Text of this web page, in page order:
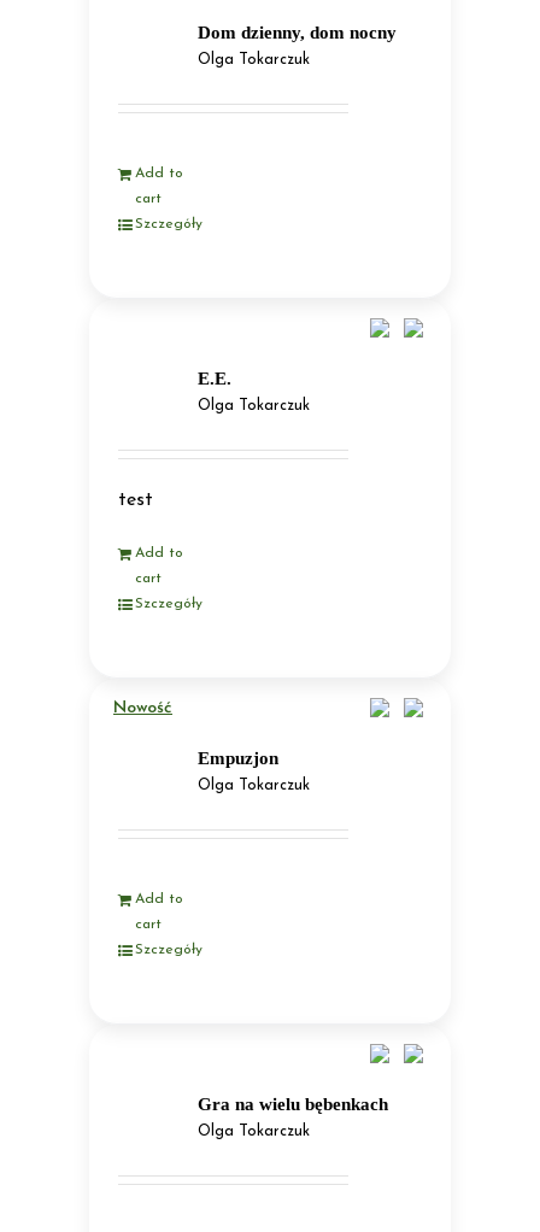
Dom dzienny, dom nocny
Olga Tokarczuk
Add to
cart
Szczegóły
E.E.
Olga Tokarczuk
test
Add to
cart
Szczegóły
Empuzjon
Olga Tokarczuk
Add to
cart
Szczegóły
Nowość
Gra na wielu bębenkach
Olga Tokarczuk